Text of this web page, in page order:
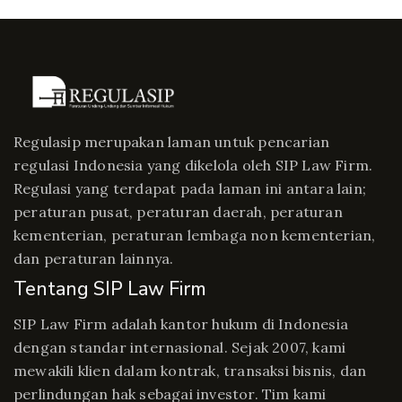
Regulasip merupakan laman untuk pencarian
regulasi Indonesia yang dikelola oleh SIP Law Firm.
Regulasi yang terdapat pada laman ini antara lain;
peraturan pusat, peraturan daerah, peraturan
kementerian, peraturan lembaga non kementerian,
dan peraturan lainnya.
Tentang SIP Law Firm
SIP Law Firm adalah kantor hukum di Indonesia
dengan standar internasional. Sejak 2007, kami
mewakili klien dalam kontrak, transaksi bisnis, dan
perlindungan hak sebagai investor. Tim kami